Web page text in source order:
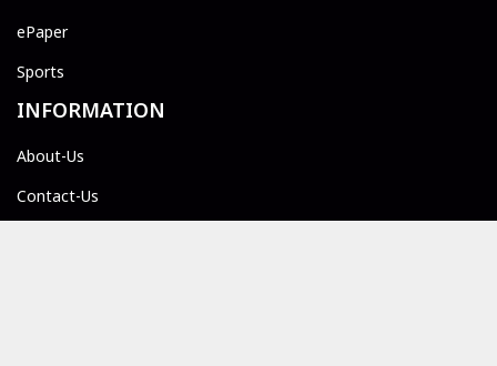
ePaper
Sports
INFORMATION
About-Us
Contact-Us